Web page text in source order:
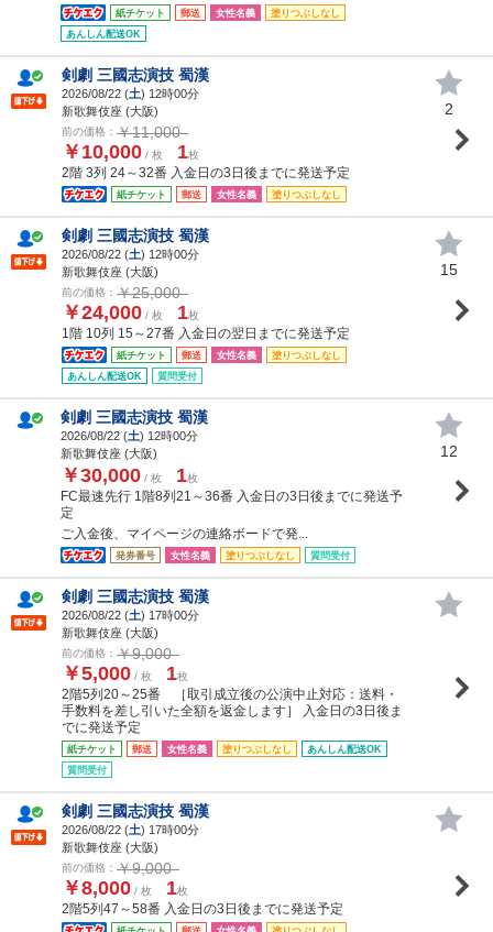
紙チケット 郵送 女性名義
塗りつぶしなし
あんしん配送OK
剣劇 三國志演技 蜀漢
2026/08/22 (土) 12時00分
新歌舞伎座 (大阪)
前の価格： ￥11,000
￥10,000 / 枚 1枚
2階 3列 24～32番 入金日の3日後までに発送予定
紙チケット 郵送 女性名義 塗りつぶしなし
2
剣劇 三國志演技 蜀漢
2026/08/22 (土) 12時00分
新歌舞伎座 (大阪)
前の価格： ￥25,000
￥24,000 / 枚 1枚
1階 10列 15～27番 入金日の翌日までに発送予定
紙チケット 郵送 女性名義
塗りつぶしなし
あんしん配送OK
質問受付
15
剣劇 三國志演技 蜀漢
2026/08/22 (土) 12時00分
新歌舞伎座 (大阪)
￥30,000 / 枚 1枚
FC最速先行 1階8列21～36番 入金日の3日後までに発送予
定
ご入金後、マイページの連絡ボードで発...
発券番号 女性名義 塗りつぶしなし 質問受付
12
剣劇 三國志演技 蜀漢
2026/08/22 (土) 17時00分
新歌舞伎座 (大阪)
前の価格： ￥9,000
￥5,000 / 枚 1枚
2階5列20～25番 ［取引成立後の公演中止対応：送料・
手数料を差し引いた全額を返金します］ 入金日の3日後ま
でに発送予定
紙チケット 郵送 女性名義 塗りつぶしなし
あんしん配送OK
質問受付
剣劇 三國志演技 蜀漢
2026/08/22 (土) 17時00分
新歌舞伎座 (大阪)
前の価格： ￥9,000
￥8,000 / 枚 1枚
2階5列47～58番 入金日の3日後までに発送予定